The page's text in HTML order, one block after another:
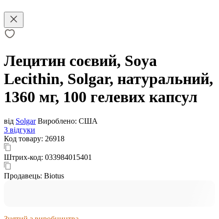
Лецитин соєвий, Soya
Lecithin, Solgar, натуральний,
1360 мг, 100 гелевих капсул
від Solgar Вироблено: США
3 відгуки
Код товару: 26918
Штрих-код: 033984015401
Продавець: Biotus